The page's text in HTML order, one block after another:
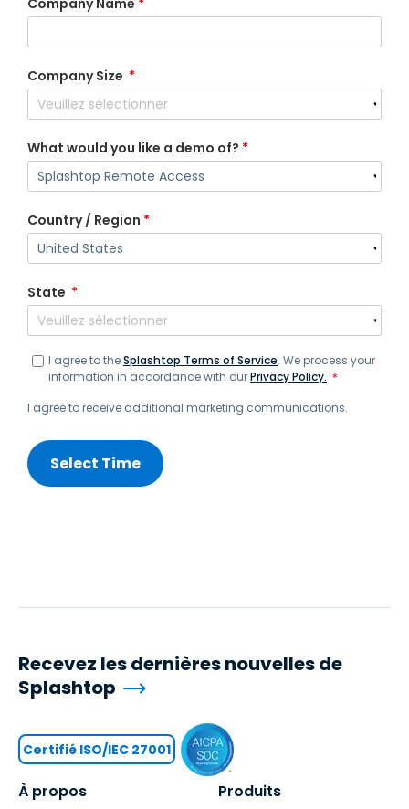
Company Size *
What would you like a demo of? *
Country / Region *
State *
I agree to theSplashtop Terms of Service. We process your
information in accordance with ourPrivacy Policy. *
I agree to receive additional marketing communications.
À propos Produits
Recevez les dernières nouvelles de
Splashtop
Certifié ISO/IEC 27001